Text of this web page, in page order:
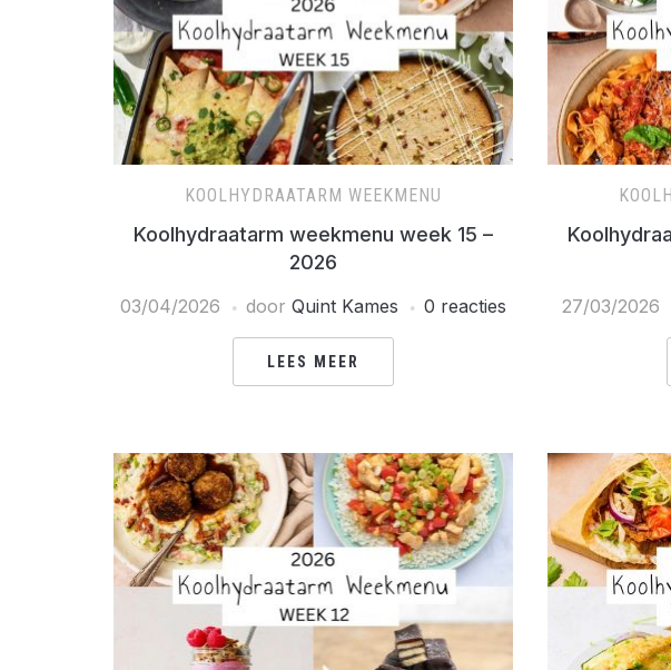
KOOLHYDRAATARM WEEKMENU
Koolhydraatarm weekmenu week 15 –
2026
03/04/2026 doorQuint Kames 0 reacties
LEES MEER
27/03/2026